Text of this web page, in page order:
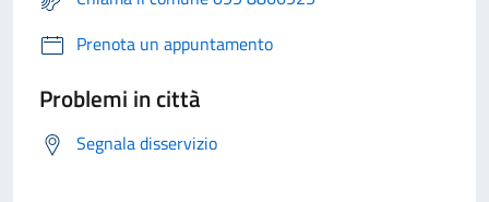
Prenota un appuntamento
Problemi in città
Segnala disservizio